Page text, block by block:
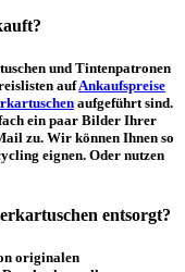
und Tintenpatronen
aufAnkaufspreise
aufgeführt sind.
ein paar Bilder Ihrer
zu. Wir können Ihnen so
eignen. Oder nutzen
entsorgt?
originalen